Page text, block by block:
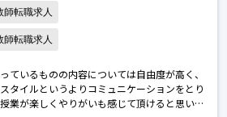
師転職求人
師転職求人
ているものの内容については自由度が高く、
タイルというよりコミュニケーションをとり
業が楽しくやりがいも感じて頂けると思いま